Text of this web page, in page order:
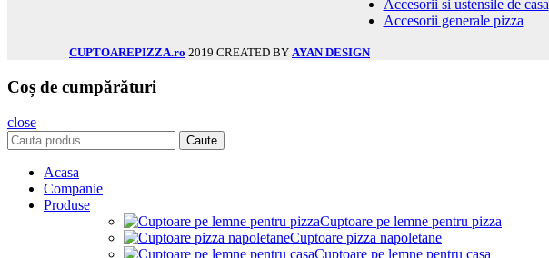
Accesorii si ustensile de casa
Accesorii generale pizza
CUPTOAREPIZZA.ro 2019 CREATED BY AYAN DESIGN
Coș de cumpărături
close
Caute
Acasa
Companie
Produse
Cuptoare pe lemne pentru pizza
Cuptoare pizza napoletane
Cuptoare pe lemne pentru casa